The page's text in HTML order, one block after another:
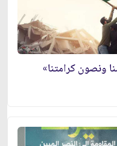
ونصون كرامتنا»